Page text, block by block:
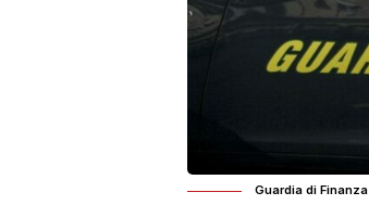
Guardia di Finanza